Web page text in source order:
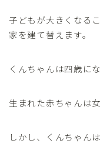
子どもが大きくなる
家を建て替えます。
くんちゃんは四歳に
生まれた赤ちゃんは
しかし、くんちゃん